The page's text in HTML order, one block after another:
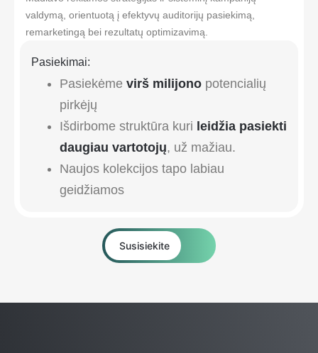
valdymą, orientuotą į efektyvų auditorijų pasiekimą,
remarketingą bei rezultatų optimizavimą.
Pasiekimai:
Pasiekėme virš milijono potencialių
pirkėjų
Išdirbome struktūra kuri leidžia pasiekti
daugiau vartotojų, už mažiau.
Naujos kolekcijos tapo labiau
geidžiamos
Susisiekite